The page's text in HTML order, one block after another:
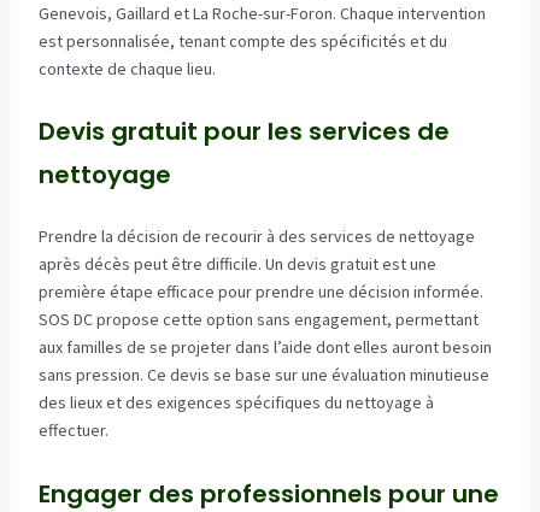
Genevois, Gaillard et La Roche-sur-Foron. Chaque intervention
est personnalisée, tenant compte des spécificités et du
contexte de chaque lieu.
Devis gratuit pour les services de
nettoyage
Prendre la décision de recourir à des services de nettoyage
après décès peut être difficile. Un devis gratuit est une
première étape efficace pour prendre une décision informée.
SOS DC propose cette option sans engagement, permettant
aux familles de se projeter dans l’aide dont elles auront besoin
sans pression. Ce devis se base sur une évaluation minutieuse
des lieux et des exigences spécifiques du nettoyage à
effectuer.
Engager des professionnels pour une